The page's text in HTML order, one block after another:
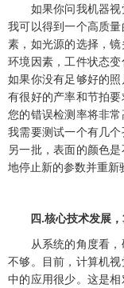
如果你问我机器视
我可以得到一个高质
素，如光源的选择，
环境因素，工件状态
如果你没有足够好的
有很好的产率和节拍
您的错误检测率将非
我需要测试一个有几
另一批，表面的颜色
地停止新的参数并重新
四.核心技术发展
从系统的角度看，
不够。目前，计算机
中的应用很少。这是